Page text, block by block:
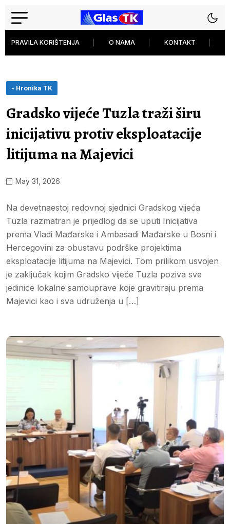
PRAVILA KORIŠTENJA O NAMA KONTAKT
- Hronika TK
Gradsko vijeće Tuzla traži širu
inicijativu protiv eksploatacije
litijuma na Majevici
May 31, 2026
Na devetnaestoj redovnoj sjednici Gradskog vijeća
Tuzla razmatran je prijedlog da se uputi Inicijativa
prema Vladi Mađarske i Ambasadi Mađarske u Bosni i
Hercegovini za obustavu podrške projektima
eksploatacije litijuma na Majevici. Tom prilikom usvojen
je zaključak kojim Gradsko vijeće Tuzla poziva sve
jedinice lokalne samouprave koje gravitiraju prema
Majevici kao i sva udruženja u […]